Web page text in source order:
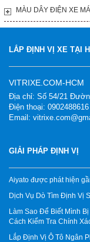
MÀU DÂY ĐIỆN XE
LẮP ĐỊNH VỊ XE TẠI
VITRIXE.COM-HCM
Địa chỉ: Số 54/21
Điện thoại: 0902488616
Email:
GIẢI PHÁP ĐỊNH VỊ
Aiyato được phát hiện
Dịch Vụ Dò Tìm Định Vị
Làm Sao Để Biết Mình
Cách Kiểm Tra Chính
Lắp Định Vị Ô Tô Ngân